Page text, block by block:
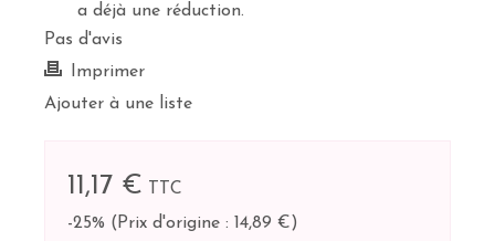
a déjà une réduction.
Pas d'avis
Imprimer
Ajouter à une liste
11,17 €
TTC
-25% ( Prix d'origine : 14,89 €)